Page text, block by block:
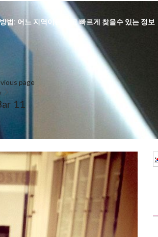
법: 어느 지역이든 쉽고 빠르게 찾을수 있는 정보
page
11